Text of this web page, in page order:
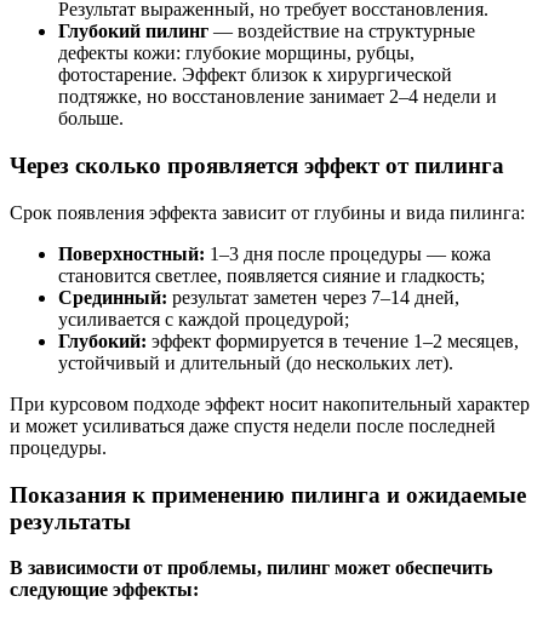
Результат выраженный, но требует восстановления.
Глубокий пилинг — воздействие на структурные
дефекты кожи: глубокие морщины, рубцы,
фотостарение. Эффект близок к хирургической
подтяжке, но восстановление занимает 2–4 недели и
больше.
Через сколько проявляется эффект от пилинга
Срок появления эффекта зависит от глубины и вида пилинга:
Поверхностный: 1–3 дня после процедуры — кожа
становится светлее, появляется сияние и гладкость;
Срединный: результат заметен через 7–14 дней,
усиливается с каждой процедурой;
Глубокий: эффект формируется в течение 1–2 месяцев,
устойчивый и длительный (до нескольких лет).
При курсовом подходе эффект носит накопительный характер
и может усиливаться даже спустя недели после последней
процедуры.
Показания к применению пилинга и ожидаемые
результаты
В зависимости от проблемы, пилинг может обеспечить
следующие эффекты: